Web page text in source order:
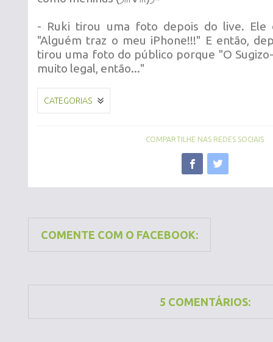
- Ruki tirou uma foto depois do live. Ele
"Alguém traz o meu iPhone!!!" E então,
tirou uma foto do público porque "O
muito legal, então..."
CATEGORIAS
COMPARTILHE NAS REDES SOCIAIS
COMENTE COM O FACEBOOK:
5 COMENTÁRIOS: